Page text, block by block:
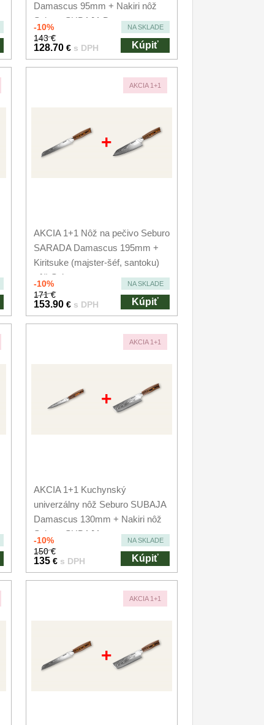
Damascus 95mm + Nakiri nôž
Seburo SUBAJA Damascus...
-10% NA SKLADE
143 €
128.70 € s DPH Kúpiť
AKCIA 1+1
+
AKCIA 1+1 Nôž na pečivo Seburo
SARADA Damascus 195mm +
Kiritsuke (majster-šéf, santoku)
nôž Seburo...
-10% NA SKLADE
171 €
153.90 € s DPH Kúpiť
AKCIA 1+1
+
AKCIA 1+1 Kuchynský
univerzálny nôž Seburo SUBAJA
Damascus 130mm + Nakiri nôž
Seburo SUBAJA...
-10% NA SKLADE
150 €
135 € s DPH Kúpiť
AKCIA 1+1
+